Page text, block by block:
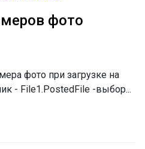
фото
фото при загрузке на
- File1.PostedFile -выбор...